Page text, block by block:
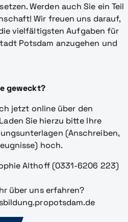
Werden auch Sie ein Teil
Wir freuen uns darauf,
vielfältigsten Aufgaben für
Potsdam anzugehen und
geweckt?
jetzt online über den
Sie hierzu bitte Ihre
(Anschreiben,
hoch.
Althoff (0331-6206 223)
über uns erfahren?